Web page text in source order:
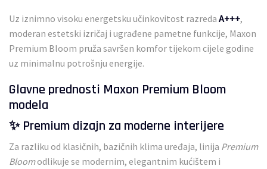
Uz iznimno visoku energetsku učinkovitost razreda A+++,
moderan estetski izričaj i ugrađene pametne funkcije, Maxon
Premium Bloom pruža savršen komfor tijekom cijele godine
uz minimalnu potrošnju energije.
Glavne prednosti Maxon Premium Bloom
modela
✨ Premium dizajn za moderne interijere
Za razliku od klasičnih, bazičnih klima uređaja, linija Premium
Bloomodlikuje se modernim, elegantnim kućištem i